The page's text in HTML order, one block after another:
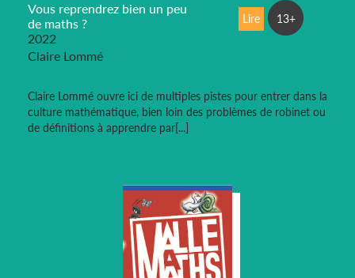
Vous reprendrez bien un peu
de maths ?
2022
Claire Lommé
Claire Lommé ouvre ici de multiples pistes pour entrer dans la
culture mathématique, bien loin des problèmes de robinet ou
de définitions à apprendre par[...]
Lire 13+